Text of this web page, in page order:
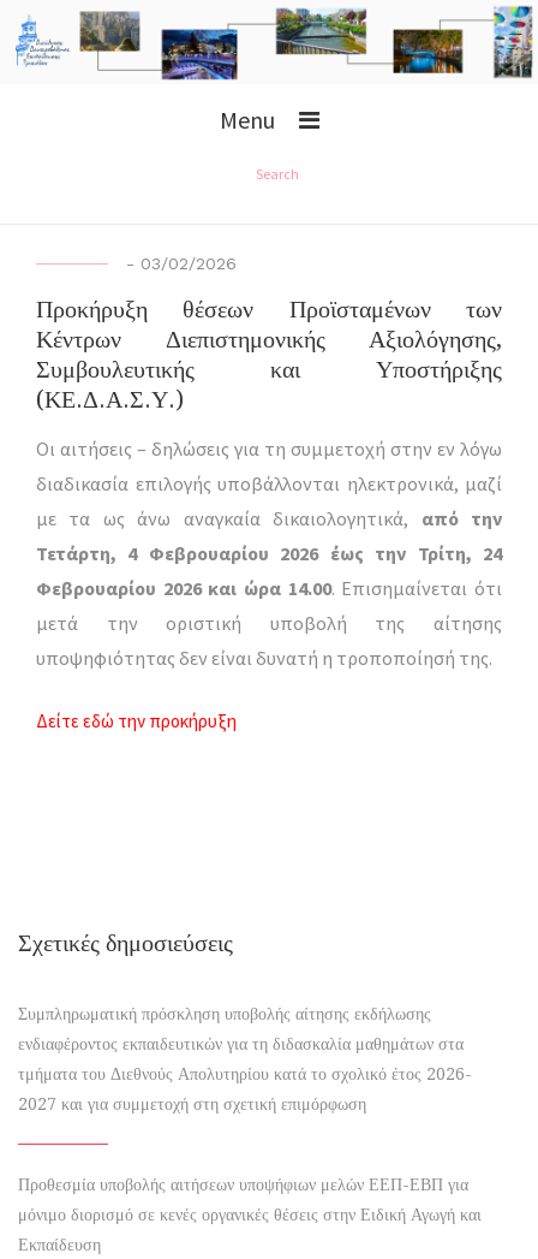
Menu
Search
- 03/02/2026
Προκήρυξη θέσεων Προϊσταμένων των
Κέντρων Διεπιστημονικής Αξιολόγησης,
Συμβουλευτικής και Υποστήριξης
(ΚΕ.Δ.Α.Σ.Υ.)
Οι αιτήσεις – δηλώσεις για τη συμμετοχή στην εν λόγω
διαδικασία επιλογής υποβάλλονται ηλεκτρονικά, μαζί
με τα ως άνω αναγκαία δικαιολογητικά, από την
Τετάρτη, 4 Φεβρουαρίου 2026 έως την Τρίτη, 24
Φεβρουαρίου 2026 και ώρα 14.00. Επισημαίνεται ότι
μετά την οριστική υποβολή της αίτησης
υποψηφιότητας δεν είναι δυνατή η τροποποίησή της.
Δείτε εδώ την προκήρυξη
Σχετικές δημοσιεύσεις
Συμπληρωματική πρόσκληση υποβολής αίτησης εκδήλωσης
ενδιαφέροντος εκπαιδευτικών για τη διδασκαλία μαθημάτων στα
τμήματα του Διεθνούς Απολυτηρίου κατά το σχολικό έτος 2026-
2027 και για συμμετοχή στη σχετική επιμόρφωση
Προθεσμία υποβολής αιτήσεων υποψήφιων μελών ΕΕΠ-ΕΒΠ για
μόνιμο διορισμό σε κενές οργανικές θέσεις στην Ειδική Αγωγή και
Εκπαίδευση